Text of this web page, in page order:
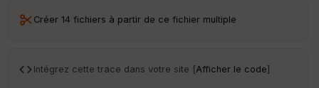
Créer 14 fichiers à partir de ce fichier multiple
Intégrez cette trace dans votre site [Afficher le code]